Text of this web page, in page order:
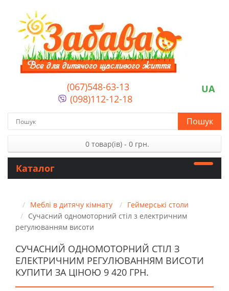
(067)548-63-13
(098)112-12-18
UA
Пошук
0 товар(ів) - 0 грн.
Каталог
Меблі в дитячу кімнату
Геймерські столи
Сучасний одномоторний стіл з електричним
регулюванням висоти
СУЧАСНИЙ ОДНОМОТОРНИЙ СТІЛ З
ЕЛЕКТРИЧНИМ РЕГУЛЮВАННЯМ ВИСОТИ
КУПИТИ ЗА ЦІНОЮ 9 420 ГРН.